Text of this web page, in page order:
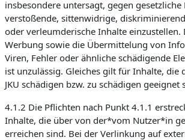
insbesondere untersagt, gegen
verstoßende, sittenwidrige,
oder verleumderische Inhalte einzustellen.
Werbung sowie die Übermittelung von
Viren, Fehler oder ähnliche schädigende
ist unzulässig. Gleiches gilt für Inhalte, die
JKU schädigen bzw. zu schädigen geeignet
4.1.2 Die Pflichten nach Punkt 4.1.1
Inhalte, die über von der*vom Nutzer*in
erreichen sind. Bei der Verlinkung auf